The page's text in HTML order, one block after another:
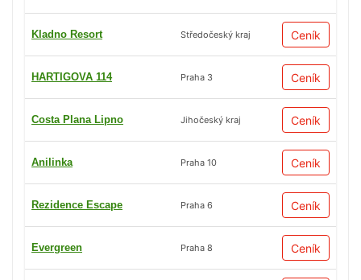
Kladno Resort Středočeský kraj Ceník
HARTIGOVA 114 Praha 3 Ceník
Costa Plana Lipno Jihočeský kraj Ceník
Anilinka Praha 10 Ceník
Rezidence Escape Praha 6 Ceník
Evergreen Praha 8 Ceník